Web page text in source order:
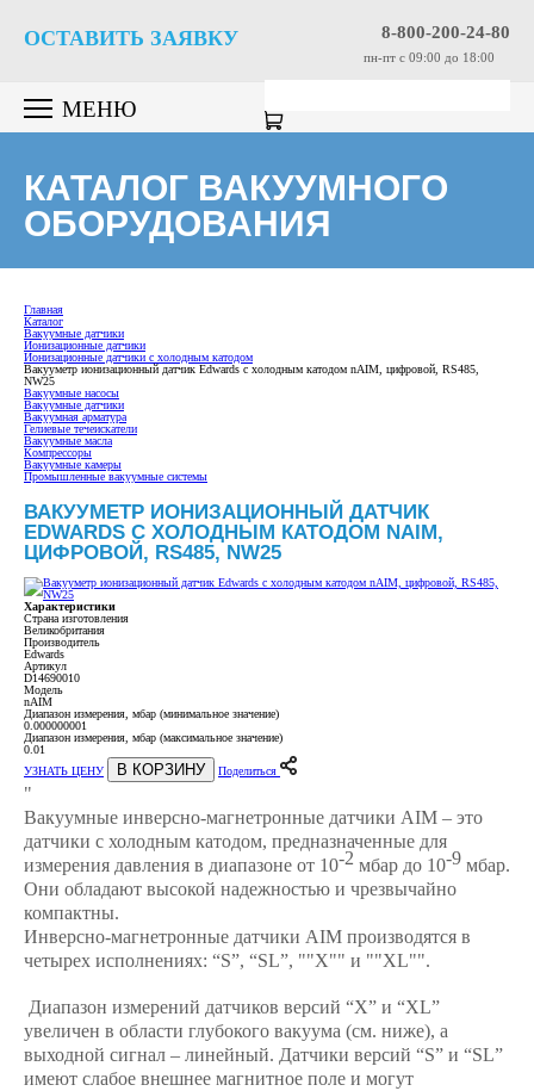
8-800-200-24-80
пн-пт c 09:00 до 18:00
ОСТАВИТЬ ЗАЯВКУ
МЕНЮ
КАТАЛОГ ВАКУУМНОГО
ОБОРУДОВАНИЯ
Главная
Каталог
Вакуумные датчики
Ионизационные датчики
Ионизационные датчики с холодным катодом
Вакууметр ионизационный датчик Edwards с холодным катодом nAIM, цифровой, RS485,
NW25
Вакуумные насосы
Вакуумные датчики
Вакуумная арматура
Гелиевые течеискатели
Вакуумные масла
Компрессоры
Вакуумные камеры
Промышленные вакуумные системы
ВАКУУМЕТР ИОНИЗАЦИОННЫЙ ДАТЧИК
EDWARDS С ХОЛОДНЫМ КАТОДОМ NAIM,
ЦИФРОВОЙ, RS485, NW25
Характеристики
Страна изготовления
Великобритания
Производитель
Edwards
Артикул
D14690010
Модель
nAIM
Диапазон измерения, мбар (минимальное значение)
0.000000001
Диапазон измерения, мбар (максимальное значение)
0.01
УЗНАТЬ ЦЕНУ
В КОРЗИНУ Поделиться
"
Вакуумные инверсно-магнетронные датчики AIM – это
датчики с холодным катодом, предназначенные для
измерения давления в диапазоне от 10-2 мбар до 10-9 мбар.
Они обладают высокой надежностью и чрезвычайно
компактны.
Инверсно-магнетронные датчики AIM производятся в
четырех исполнениях: “S”, “SL”, ""X"" и ""XL"".
Диапазон измерений датчиков версий “X” и “XL”
увеличен в области глубокого вакуума (см. ниже), а
выходной сигнал – линейный. Датчики версий “S” и “SL”
имеют слабое внешнее магнитное поле и могут